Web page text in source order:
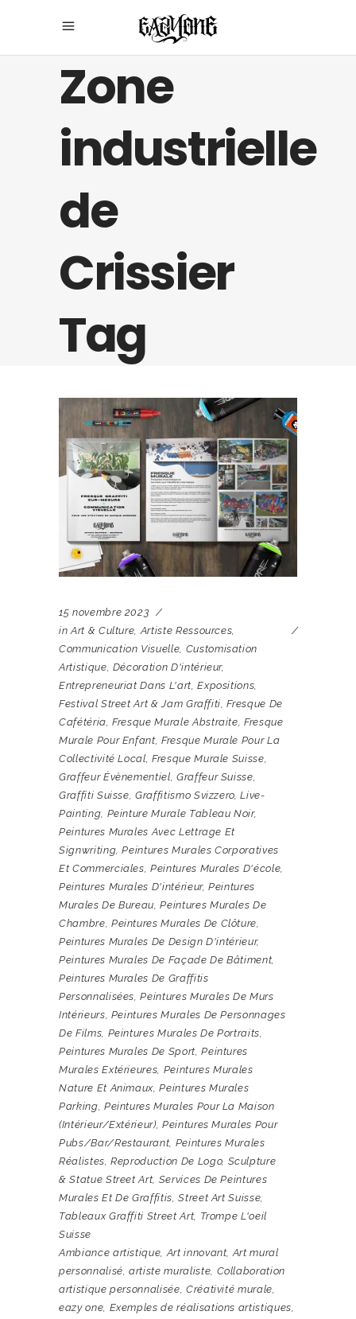
Zone
industrielle
de
Crissier
Tag
15 novembre 2023
in Art & Culture,Artiste Ressources,
Communication Visuelle, Customisation
Artistique, Décoration D'intérieur,
Entrepreneuriat Dans L'art,Expositions,
Festival Street Art & Jam Graffiti,Fresque De
Cafétéria,Fresque Murale Abstraite,Fresque
Murale Pour Enfant,Fresque Murale Pour La
Collectivité Local,Fresque Murale Suisse,
Graffeur Évènementiel, Graffeur Suisse,
Graffiti Suisse,Graffitismo Svizzero,Live-
Painting, Peinture Murale Tableau Noir,
Peintures Murales Avec Lettrage Et
Signwriting,Peintures Murales Corporatives
Et Commerciales,Peintures Murales D'école,
Peintures Murales D'intérieur,Peintures
Murales De Bureau,Peintures Murales De
Chambre, Peintures Murales De Clôture,
Peintures Murales De Design D'intérieur,
Peintures Murales De Façade De Bâtiment,
Peintures Murales De Graffitis
Personnalisées,Peintures Murales De Murs
Intérieurs, Peintures Murales De Personnages
De Films, Peintures Murales De Portraits,
Peintures Murales De Sport,Peintures
Murales Extérieures, Peintures Murales
Nature Et Animaux,Peintures Murales
Parking, Peintures Murales Pour La Maison
(intérieur/extérieur), Peintures Murales Pour
Pubs/bar/restaurant, Peintures Murales
Réalistes,Reproduction De Logo, Sculpture
& Statue Street Art, Services De Peintures
Murales Et De Graffitis,Street Art Suisse,
Tableaux Graffiti Street Art, Trompe L'oeil
Suisse
Ambiance artistique,Art innovant,Art mural
personnalisé,artiste muraliste, Collaboration
artistique personnalisée, Créativité murale,
eazy one, Exemples de réalisations artistiques,